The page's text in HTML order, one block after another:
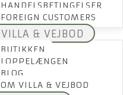
HANDELSBETINGELSER
FOREIGN CUSTOMERS
VILLA & VEJBOD
BUTIKKEN
LOPPELÆNGEN
BLOG
OM VILLA & VEJBOD